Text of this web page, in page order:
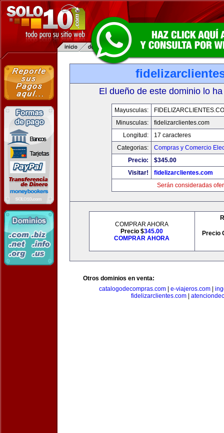
El dueño de este dominio lo
Mayusculas:
Minusculas:
fidelizarclientes.com
Longitud:
17 caracteres
Categorias:
Compras y Comercio
Precio:
$345.00
Visitar!
fidelizarclientes.com
Serán consideradas
COMPRAR AHORA
Precio $345.00
COMPRAR AHORA
Precio
Otros dominios en venta:
catalogodecompras.com| e-viajeros.com|
fidelizarclientes.com|